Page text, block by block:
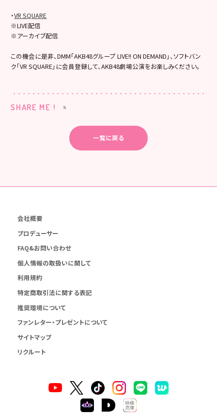
・VR SQUARE
※LIVE配信
※アーカイブ配信
この機会に是非、DMM「AKB48グループ LIVE!! ON DEMAND」、ソフトバン
ク「VR SQUARE」に会員登録して、AKB48劇場公演をお楽しみください。
SHARE ME !
一覧に戻る
会社概要
プロデューサー
FAQ&お問い合わせ
個人情報の取扱いに関して
利用規約
特定商取引法に関する表記
推奨環境について
ファンレター・プレゼントについて
サイトマップ
リクルート